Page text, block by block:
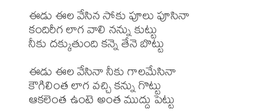
ఈడు ఈల వేసిన సోకు పూలు పూసినా
కందిరీగ లాగ వాలి నన్ను కుట్టు
నీకు దక్కుతుంది కన్నె తేనె బొట్టు
ఈడు ఈల వేసినా నీకు గాలమేసినా
కౌగిలింత లాగ వచ్చి కన్ను గొట్టు
ఆకలెంత ఉంటె అంత ముద్దు పెట్టు